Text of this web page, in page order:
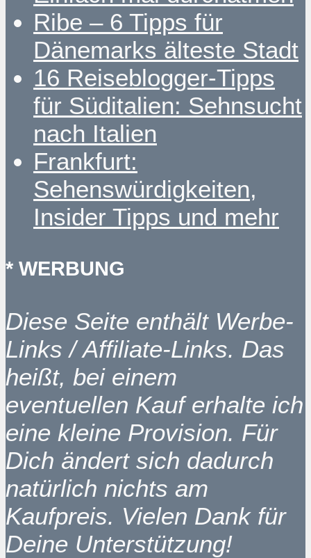
Ribe – 6 Tipps für
Dänemarks älteste Stadt
16 Reiseblogger-Tipps
für Süditalien: Sehnsucht
nach Italien
Frankfurt:
Sehenswürdigkeiten,
Insider Tipps und mehr
* WERBUNG
Diese Seite enthält Werbe-
Links / Affiliate-Links. Das
heißt, bei einem
eventuellen Kauf erhalte ich
eine kleine Provision. Für
Dich ändert sich dadurch
natürlich nichts am
Kaufpreis. Vielen Dank für
Deine Unterstützung!